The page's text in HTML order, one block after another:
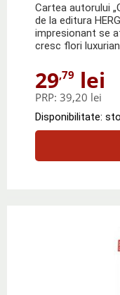
Cartea autorului
de la editura
impresionant se
cresc flori
29,79 lei
PRP: 39,20 lei
Disponibilitate: